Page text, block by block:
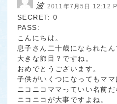
波 2011年7月5日 12:12
SECRET: 0
PASS:
こんにちは。
息子さん二十歳になられたん
大きな節目？ですね。
おめでとうございます。
子供がいくつになってもママ
ニコニコママっていい名前だ
ニコニコが大事ですよね。